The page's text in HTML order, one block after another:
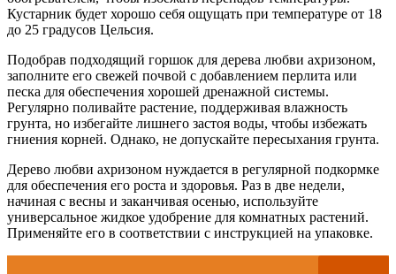
Кустарник будет хорошо себя ощущать при температуре от 18
до 25 градусов Цельсия.
Подобрав подходящий горшок для дерева любви ахризоном,
заполните его свежей почвой с добавлением перлита или
песка для обеспечения хорошей дренажной системы.
Регулярно поливайте растение, поддерживая влажность
грунта, но избегайте лишнего застоя воды, чтобы избежать
гниения корней. Однако, не допускайте пересыхания грунта.
Дерево любви ахризоном нуждается в регулярной подкормке
для обеспечения его роста и здоровья. Раз в две недели,
начиная с весны и заканчивая осенью, используйте
универсальное жидкое удобрение для комнатных растений.
Применяйте его в соответствии с инструкцией на упаковке.